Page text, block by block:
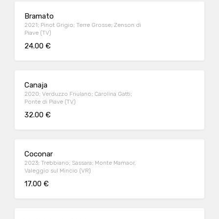
Bramato
2021; Pinot Grigio; Terre Grosse; Zenson di
Piave (TV)
24.00 €
Canaja
2020; Verduzzo Friulano; Carolina Gatti;
Ponte di Piave (TV)
32.00 €
Coconar
2023; Trebbiano; Sassara; Monte Mamaor,
Valeggio sul Mincio (VR)
17.00 €